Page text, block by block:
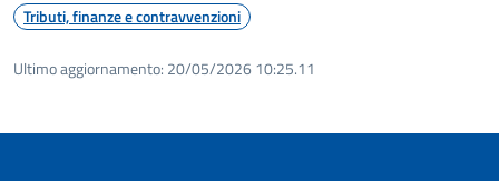
Tributi, finanze e contravvenzioni
Ultimo aggiornamento: 20/05/2026 10:25.11